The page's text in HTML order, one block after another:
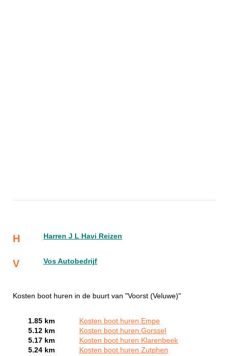
H Harren J L Havi Reizen
V Vos Autobedrijf
Kosten boot huren in de buurt van "Voorst (Veluwe)"
1.85 km
Kosten boot huren Empe
5.12 km
Kosten boot huren Gorssel
5.17 km
Kosten boot huren Klarenbeek
5.24 km
Kosten boot huren Zutphen